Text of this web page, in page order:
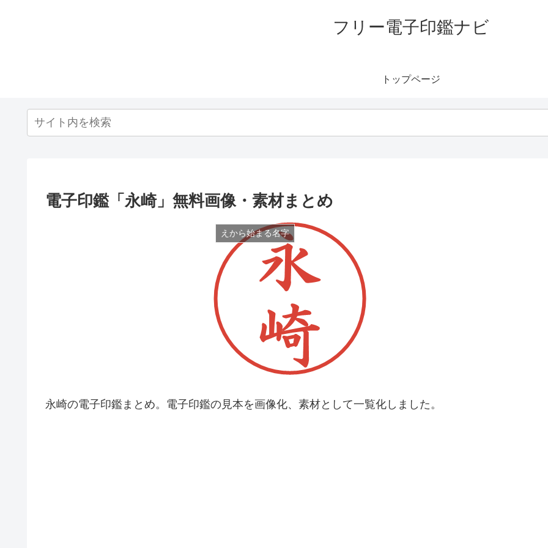
フリー電子印鑑ナビ
トップページ
電子印鑑「永崎」無料画像・素材まとめ
えから始まる名字
永崎の電子印鑑まとめ。電子印鑑の見本を画像化、素材として一覧化しました。